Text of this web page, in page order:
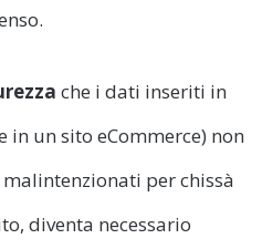
che i dati inseriti in
in un sito eCommerce) non
per chissà
diventa necessario